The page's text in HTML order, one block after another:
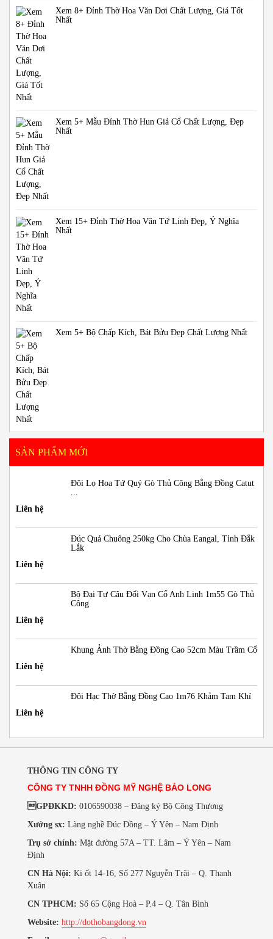
Xem 8+ Đỉnh Thờ Hoa Văn Dơi Chất Lượng, Giá Tốt
Nhất
Xem 5+ Mẫu Đỉnh Thờ Hun Giả Cổ Chất Lượng, Đẹp
Nhất
Xem 15+ Đỉnh Thờ Hoa Văn Tứ Linh Đẹp, Ý Nghĩa
Nhất
Xem 5+ Bộ Chấp Kích, Bát Bửu Đẹp Chất Lượng Nhất
SẢN PHẨM MỚI
Đôi Lọ Hoa Tứ Quý Gò Thủ Công Bằng Đồng Catut
...
Liên hệ
Đúc Quả Chuông 250kg Cho Chùa Eangal, Tỉnh Đắk
Lắk
Liên hệ
Bộ Đại Tự Câu Đối Vạn Cổ Anh Linh 1m55 Gò Thủ
Công
Liên hệ
Khung Ảnh Thờ Bằng Đồng Cao 52cm Màu Trầm Cổ
Liên hệ
Đôi Hạc Thờ Bằng Đồng Cao 1m76 Khảm Tam Khí
Liên hệ
THÔNG TIN CÔNG TY
CÔNG TY TNHH ĐỒNG MỸ NGHỆ BẢO LONG
GPĐKKD: 0106590038 – Đăng ký Bộ Công Thương
Xưởng sx: Làng nghề Đúc Đồng – Ý Yên – Nam Định
Trụ sở chính: Mặt đường 57A – TT. Lâm – Ý Yên – Nam
Định
CN Hà Nội: Ki ốt 14-16, Số 277 Nguyễn Trãi – Q. Thanh
Xuân
CN TPHCM: Số 65 Cộng Hoà – P.4 – Q. Tân Bình
Website: http://dothobangdong.vn